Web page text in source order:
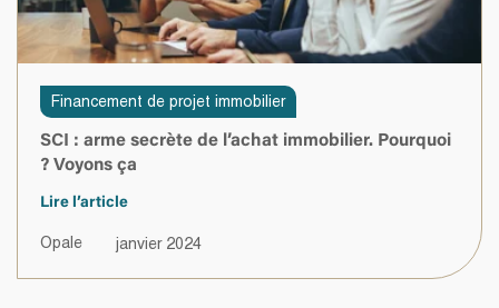
Financement de projet immobilier
SCI : arme secrète de l’achat immobilier. Pourquoi
? Voyons ça
Lire l’article
Opale janvier 2024